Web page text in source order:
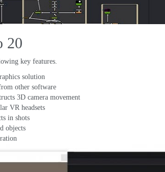
20
key features.
solution
other software
3D camera movement
VR headsets
in shots
objects